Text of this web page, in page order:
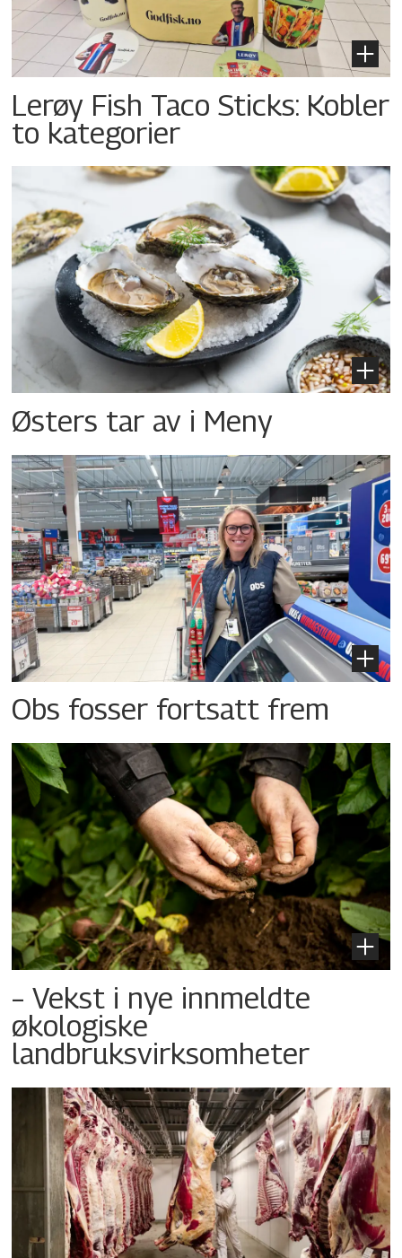
Lerøy Fish Taco Sticks: Kobler
to kategorier
Østers tar av i Meny
Obs fosser fortsatt frem
– Vekst i nye innmeldte
økologiske
landbruksvirksomheter